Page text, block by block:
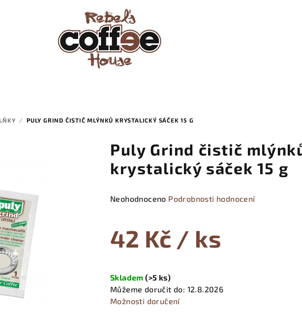
/ PULY GRIND ČISTIČ MLÝNKŮ KRYSTALICKÝ SÁČEK 15 G
Puly Grind čistič
krystalický sáček 15 g
Průměrné
je
0,0
hvězdiček.
Neohodnoceno Podrobnosti hodnocení
42 Kč / ks
cena:
Skladem(>5 ks)
Můžeme doručit do: 12.8.2026
Možnosti doručení